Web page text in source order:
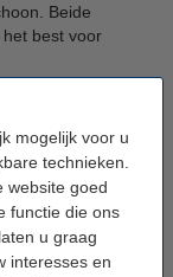
mogelijk voor u
technieken.
website goed
functie die ons
u graag
interesses en
Beide
best voor
van kleine
te houden en
te vegen.